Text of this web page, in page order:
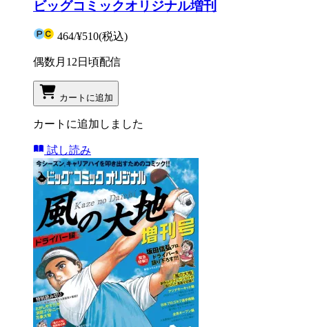
ビッグコミックオリジナル増刊
464/¥510(税込)
偶数月12日頃配信
カートに追加
カートに追加しました
試し読み